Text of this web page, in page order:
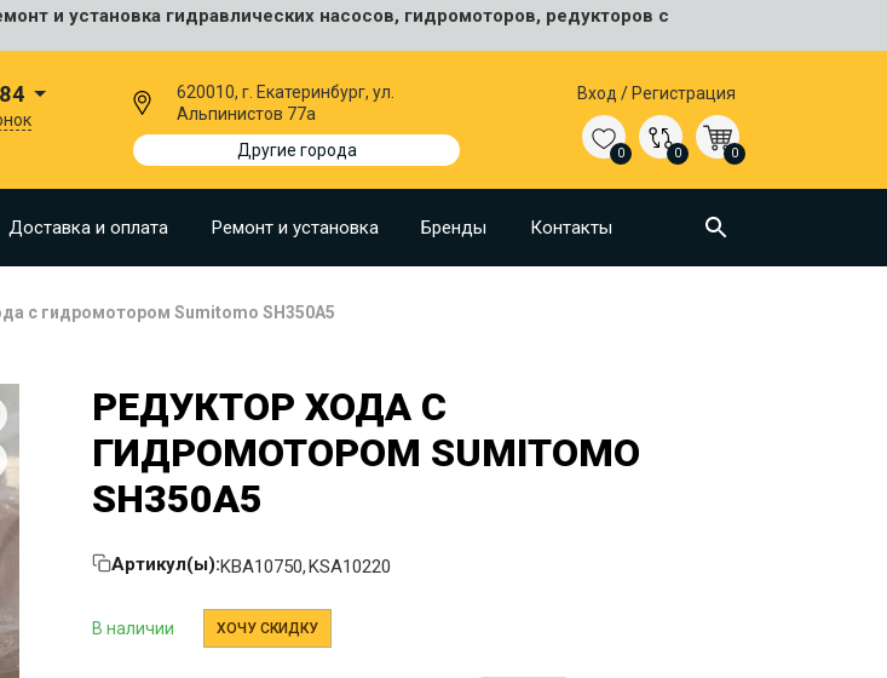
и установка гидравлических насосов, гидромоторов, редукторов с
620010, г. Екатеринбург, ул.
Альпинистов 77а
Другие города
Вход / Регистрация
0 0 0
Доставка и оплата Ремонт и установка Бренды Контакты
с гидромотором Sumitomo SH350A5
РЕДУКТОР ХОДА С
ГИДРОМОТОРОМ SUMITOMO
SH350A5
Артикул(ы):KBA10750 KSA10220
В наличии ХОЧУ СКИДКУ